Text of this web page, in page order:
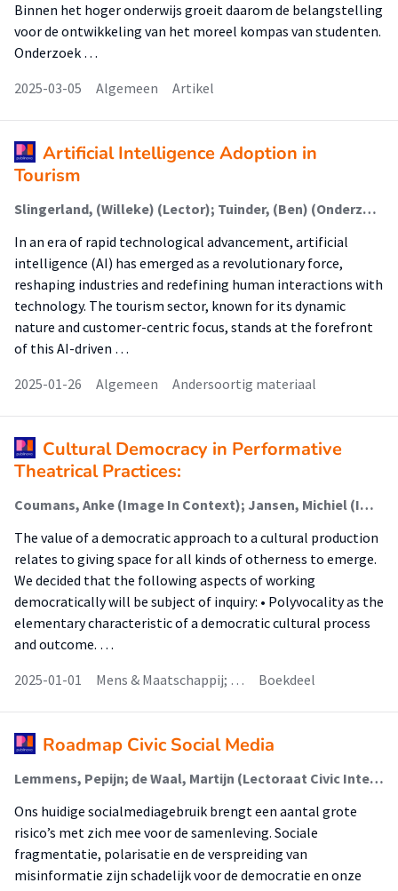
Binnen het hoger onderwijs groeit daarom de belangstelling
voor de ontwikkeling van het moreel kompas van studenten.
Onderzoek …
2025-03-05
Algemeen Artikel
Artificial Intelligence Adoption in
Tourism
Slingerland, (Willeke) (Lector); Tuinder, (Ben) (Onderzoeker)
In an era of rapid technological advancement, artificial
intelligence (AI) has emerged as a revolutionary force,
reshaping industries and redefining human interactions with
technology. The tourism sector, known for its dynamic
nature and customer-centric focus, stands at the forefront
of this AI-driven …
2025-01-26
Algemeen Andersoortig materiaal
Cultural Democracy in Performative
Theatrical Practices:
Coumans, Anke (Image In Context); Jansen, Michiel (Image In Context); Naess, Tale; Raein, Maziar; Kolsteeg, Johan; Boomgaard, Jeroen; Heusden, Barend van
The value of a democratic approach to a cultural production
relates to giving space for all kinds of otherness to emerge.
We decided that the following aspects of working
democratically will be subject of inquiry: • Polyvocality as the
elementary characteristic of a democratic cultural process
and outcome. …
2025-01-01
Mens & Maatschappij; … Boekdeel
Roadmap Civic Social Media
Lemmens, Pepijn; de Waal, Martijn (Lectoraat Civic Interaction Design); Hammelburg, Esther (Faculteit Digitale Media En Creatieve Industrie (Fdmci)); Oosterlaken, Eva (Lectoraat Civic Interaction Design)
Ons huidige socialmediagebruik brengt een aantal grote
risico’s met zich mee voor de samenleving. Sociale
fragmentatie, polarisatie en de verspreiding van
misinformatie zijn schadelijk voor de democratie en onze